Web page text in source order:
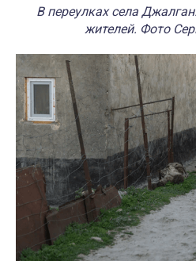
В переулках села
жителей. Фото